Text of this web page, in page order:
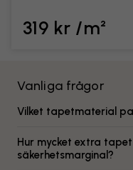
319 kr /m²
Vanliga frågor
Vilket tapetmaterial
Hur mycket extra
säkerhetsmarginal?